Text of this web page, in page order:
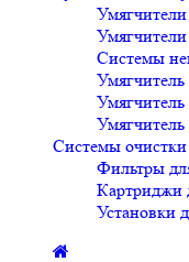
Системы
Системы
Фильтры
Картриджи
Установки